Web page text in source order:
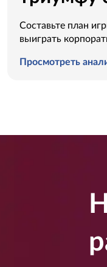
Составьте план
выиграть
Просмотреть